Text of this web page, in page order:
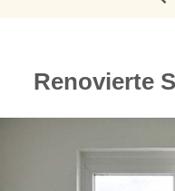
Renovierte